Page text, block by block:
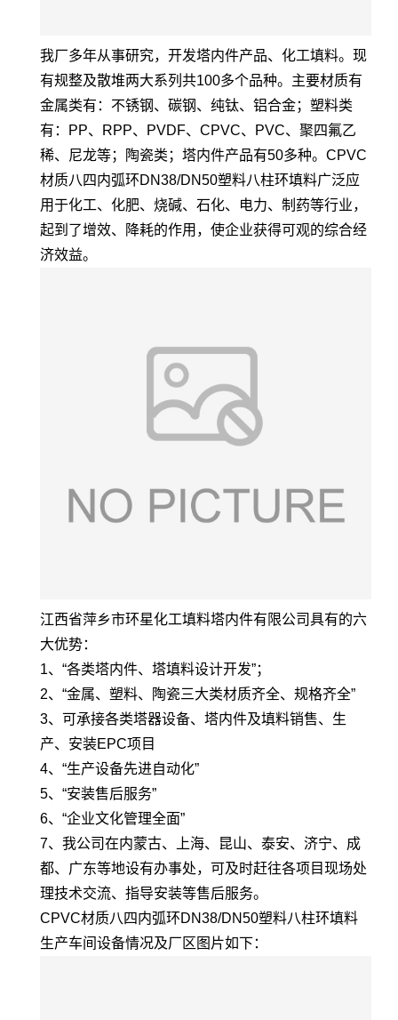
我厂多年从事研究，开发塔内件产品、化工填料。现
有规整及散堆两大系列共100多个品种。主要材质有
金属类有：不锈钢、碳钢、纯钛、铝合金；塑料类
有：PP、RPP、PVDF、CPVC、PVC、聚四氟乙
稀、尼龙等；陶瓷类；塔内件产品有50多种。CPVC
材质八四内弧环DN38/DN50塑料八柱环填料广泛应
用于化工、化肥、烧碱、石化、电力、制药等行业，
起到了增效、降耗的作用，使企业获得可观的综合经
济效益。
江西省萍乡市环星化工填料塔内件有限公司具有的六
大优势：
1、“各类塔内件、塔填料设计开发”；
2、“金属、塑料、陶瓷三大类材质齐全、规格齐全”
3、可承接各类塔器设备、塔内件及填料销售、生
产、安装EPC项目
4、“生产设备先进自动化”
5、“安装售后服务”
6、“企业文化管理全面”
7、我公司在内蒙古、上海、昆山、泰安、济宁、成
都、广东等地设有办事处，可及时赶往各项目现场处
理技术交流、指导安装等售后服务。
CPVC材质八四内弧环DN38/DN50塑料八柱环填料
生产车间设备情况及厂区图片如下：